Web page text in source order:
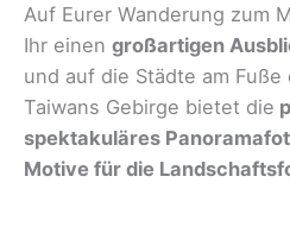
Auf Eurer Wanderung zum
Ihr einen großartigen
und auf die Städte am Fuße
Taiwans Gebirge bietet die
spektakuläres
Motive für die